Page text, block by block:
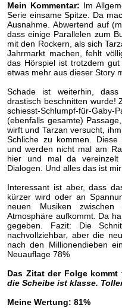
Mein Kommentar: Im
Serie einsame Spitze. Da
Ausnahme. Abwertend auf
dass einige Parallelen zum
mit den Rockern, als sich
Jahrmarkt machen, fehlt
das Hörspiel ist trotzdem
etwas mehr aus dieser Story
Schade ist weiterhin,
drastisch beschnitten wurde!
schiesst-Schlumpf-für-
(ebenfalls gesamte)
wirft und Tarzan versucht,
Schliche zu kommen. Diese
und werden nicht mal am
hier und mal da
Dialogen. Und alles das ist
Interessant ist aber, dass
kürzer wird oder an
neuen Musiken
Atmosphäre aufkommt. Da
gegeben. Fazit: Die
nachvollziehbar, aber die
nach den Millionendieben
Neuauflage 78%
Das Zitat der Folge kommt
die Scheibe ist klasse.
Meine Wertung: 81%